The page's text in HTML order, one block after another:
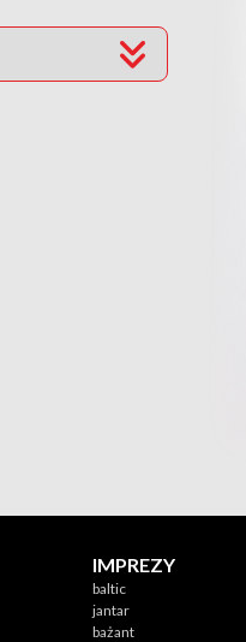
IMPREZY
baltic
jantar
bażant